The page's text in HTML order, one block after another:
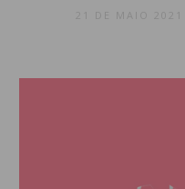
21 DE MAIO 2021